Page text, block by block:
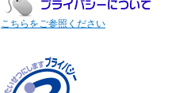
こちらをご参照ください